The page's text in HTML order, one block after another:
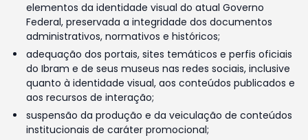
elementos da identidade visual do atual Governo
Federal, preservada a integridade dos documentos
administrativos, normativos e históricos;
adequação dos portais, sites temáticos e perfis oficiais
do Ibram e de seus museus nas redes sociais, inclusive
quanto à identidade visual, aos conteúdos publicados e
aos recursos de interação;
suspensão da produção e da veiculação de conteúdos
institucionais de caráter promocional;